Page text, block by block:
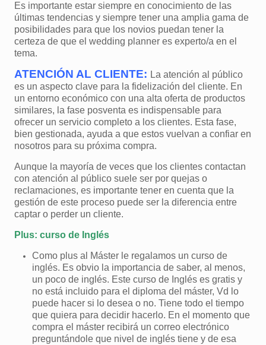
Es importante estar siempre en conocimiento de las
últimas tendencias y siempre tener una amplia gama de
posibilidades para que los novios puedan tener la
certeza de que el wedding planner es experto/a en el
tema.
ATENCIÓN AL CLIENTE: La atención al público
es un aspecto clave para la fidelización del cliente. En
un entorno económico con una alta oferta de productos
similares, la fase posventa es indispensable para
ofrecer un servicio completo a los clientes. Esta fase,
bien gestionada, ayuda a que estos vuelvan a confiar en
nosotros para su próxima compra.
Aunque la mayoría de veces que los clientes contactan
con atención al público suele ser por quejas o
reclamaciones, es importante tener en cuenta que la
gestión de este proceso puede ser la diferencia entre
captar o perder un cliente.
Plus: curso de Inglés
Como plus al Máster le regalamos un curso de
inglés. Es obvio la importancia de saber, al menos,
un poco de inglés. Este curso de Inglés es gratis y
no está incluido para el diploma del máster, Vd lo
puede hacer si lo desea o no. Tiene todo el tiempo
que quiera para decidir hacerlo. En el momento que
compra el máster recibirá un correo electrónico
preguntándole que nivel de inglés tiene y de esa